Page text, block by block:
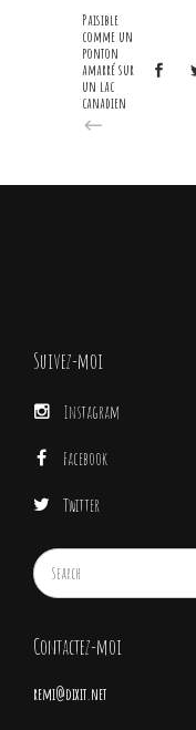
Paisible
comme un
ponton
amarré sur
un lac
canadien
Suivez-moi
Instagram
Facebook
Twitter
Contactez-moi
remi@dixit.net